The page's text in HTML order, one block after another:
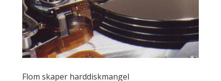
Flom skaper harddiskmangel